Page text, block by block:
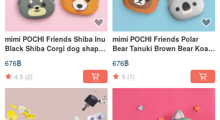
mimi POCHI Friends Shiba Inu
Black Shiba Corgi dog shape
Silicone mouth gold bag
676฿
4.5 (2)
mimi POCHI Friends Polar
Bear Tanuki Brown Bear Koala
Shaped Silicone Mouth Gold
Bag
676฿
5 (1)